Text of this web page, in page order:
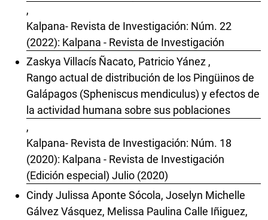
,
Kalpana- Revista de Investigación: Núm. 22
(2022): Kalpana - Revista de Investigación
Zaskya Villacís Ñacato, Patricio Yánez ,
Rango actual de distribución de los Pingüinos de
Galápagos (Spheniscus mendiculus) y efectos de
la actividad humana sobre sus poblaciones
,
Kalpana- Revista de Investigación: Núm. 18
(2020): Kalpana - Revista de Investigación
(Edición especial) Julio (2020)
Cindy Julissa Aponte Sócola, Joselyn Michelle
Gálvez Vásquez, Melissa Paulina Calle Iñiguez,